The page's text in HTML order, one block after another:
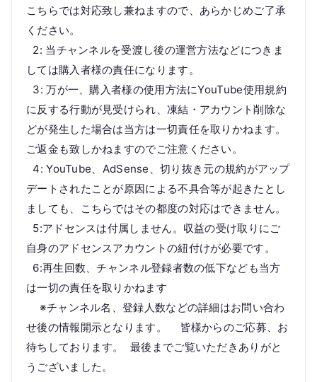
こちらでは対応致し兼ねますので、あらかじめご了承
ください。
2: 当チャンネルを受渡し後の運営方法などにつきま
しては購入者様の責任になります。
3: 万が一、購入者様の使用方法にYouTube使用規約
に反する行動が見受けられ、凍結・アカウント削除な
どが発生した場合は当方は一切責任を取りかねます。
ご返金も致しかねますのでご注意ください。
4: YouTube、AdSense、切り抜き元の規約がアップ
デートされたことが原因による不具合等が起きたとし
ましても、こちらではその都度の対応はできません。
5:アドセンスは付属しません。収益の受け取りにご
自身のアドセンスアカウントの紐付けが必要です。
6:再生回数、チャンネル登録者数の低下なども当方
は一切の責任を取りかねます
※チャンネル名、登録人数などの詳細はお問い合わ
せ後の情報開示となります。 皆様からのご応募、お
待ちしております。 最後までご覧いただきありがと
うございました。